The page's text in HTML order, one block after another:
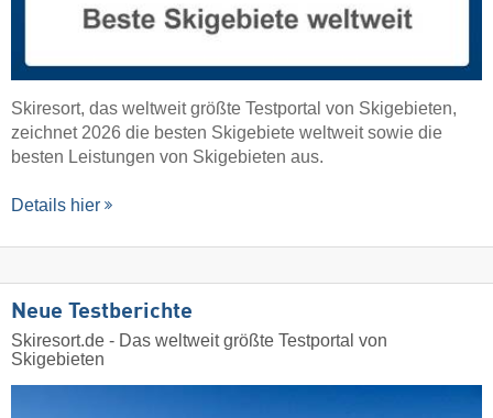
Skiresort, das weltweit größte Testportal von Skigebieten,
zeichnet 2026 die besten Skigebiete weltweit sowie die
besten Leistungen von Skigebieten aus.
Details hier
Neue Testberichte
Skiresort.de - Das weltweit größte Testportal von
Skigebieten